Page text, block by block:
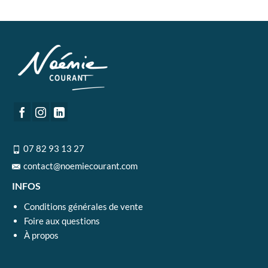
07 82 93 13 27
contact@noemiecourant.com
INFOS
Conditions générales de vente
Foire aux questions
À propos